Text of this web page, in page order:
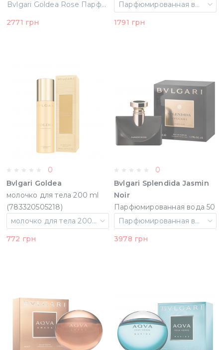
(783320411502)
Bvlgari Goldea Rose Парфюмированная вода 90 ml Лимитированная версия (783320411502)
2771 грн
ml 2017 (783320479175)Парфюмированная вода 30 ml 2017
1791 грн
0
Bvlgari Goldea
молочко для тела 200 ml
(783320505218)
молочко для тела 200 ml
772 грн
0
Bvlgari Splendida Jasmin
Noir
Парфюмированная вода 50
ml (783320977350)
Парфюмированная вода 50 ml
3978 грн